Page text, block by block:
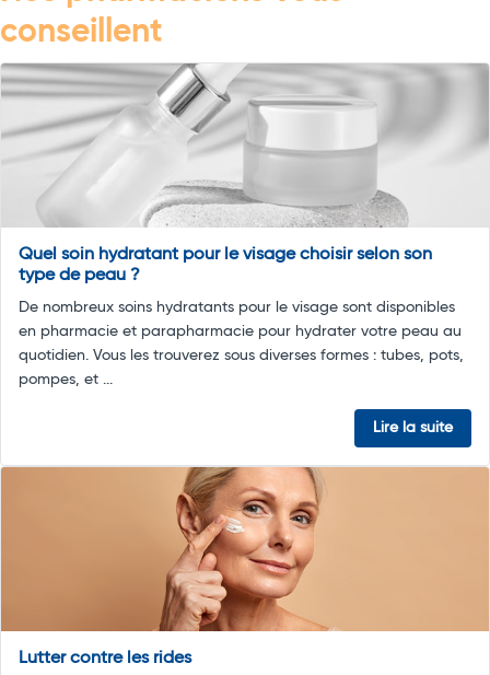
conseillent
Quel soin hydratant pour le visage choisir selon son
type de peau ?
De nombreux soins hydratants pour le visage sont disponibles
en pharmacie et parapharmacie pour hydrater votre peau au
quotidien. Vous les trouverez sous diverses formes : tubes, pots,
pompes, et ...
Lire la suite
Lutter contre les rides